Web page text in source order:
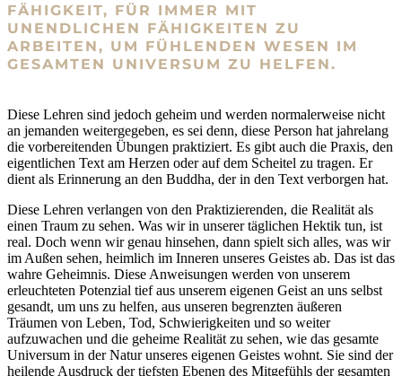
FÄHIGKEIT, FÜR IMMER MIT
UNENDLICHEN FÄHIGKEITEN ZU
ARBEITEN, UM FÜHLENDEN WESEN IM
GESAMTEN UNIVERSUM ZU HELFEN.
Diese Lehren sind jedoch geheim und werden normalerweise nicht
an jemanden weitergegeben, es sei denn, diese Person hat jahrelang
die vorbereitenden Übungen praktiziert. Es gibt auch die Praxis, den
eigentlichen Text am Herzen oder auf dem Scheitel zu tragen. Er
dient als Erinnerung an den Buddha, der in den Text verborgen hat.
Diese Lehren verlangen von den Praktizierenden, die Realität als
einen Traum zu sehen. Was wir in unserer täglichen Hektik tun, ist
real. Doch wenn wir genau hinsehen, dann spielt sich alles, was wir
im Außen sehen, heimlich im Inneren unseres Geistes ab. Das ist das
wahre Geheimnis. Diese Anweisungen werden von unserem
erleuchteten Potenzial tief aus unserem eigenen Geist an uns selbst
gesandt, um uns zu helfen, aus unseren begrenzten äußeren
Träumen von Leben, Tod, Schwierigkeiten und so weiter
aufzuwachen und die geheime Realität zu sehen, wie das gesamte
Universum in der Natur unseres eigenen Geistes wohnt. Sie sind der
heilende Ausdruck der tiefsten Ebenen des Mitgefühls der gesamten